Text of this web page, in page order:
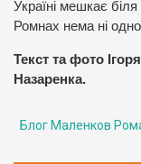
Україні мешкає
Ромнах нема ні
Текст та фото
Назаренка.
Блог Маленков